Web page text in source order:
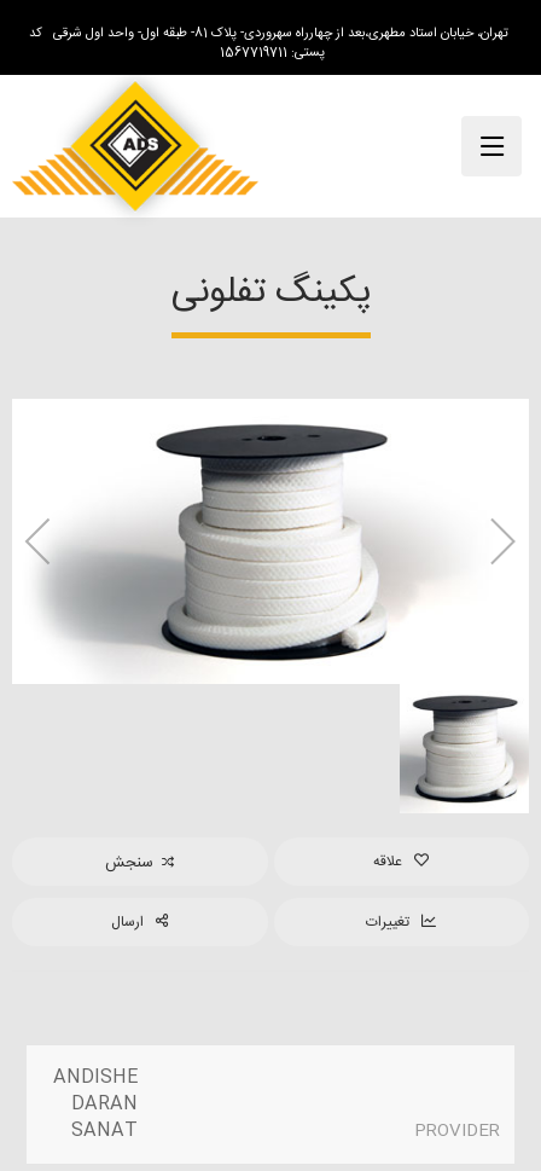
تهران، خیابان استاد مطهری،بعد از چهارراه سهروردی- پلاک 81- طبقه اول- واحد اول شرقی کد
پستی: 1567719711
پکینگ تفلونی
علاقه سنجش
تغییرات ارسال
PROVIDER
ANDISHE
DARAN
SANAT